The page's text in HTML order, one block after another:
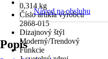
0,314 kg
Číslo artikla výrobcu
2868-015
Dizajnový štýl
Moderný/Trendový
Funkcie
Návod na obsluhu
Popis